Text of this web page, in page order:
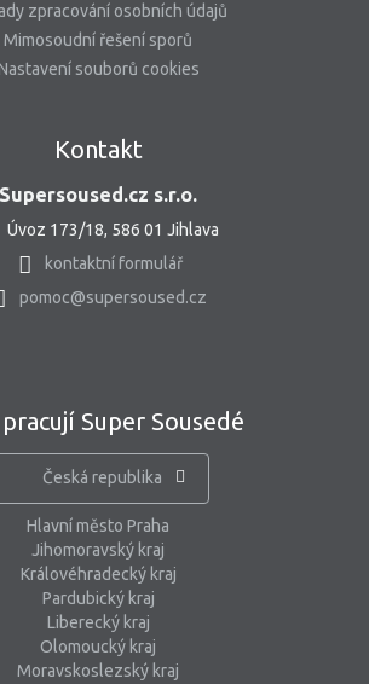
zpracování osobních údajů
Mimosoudní řešení sporů
souborů cookies
Kontakt
Supersoused.cz s.r.o.
Úvoz 173/18, 586 01 Jihlava
kontaktní formulář
pomoc@supersoused.cz
Super Sousedé
Česká republika
Hlavní město Praha
Jihomoravský kraj
Královéhradecký kraj
Pardubický kraj
Liberecký kraj
Olomoucký kraj
Moravskoslezský kraj